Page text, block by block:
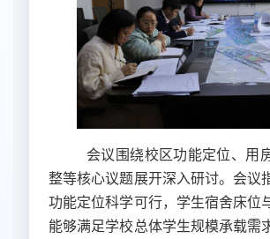
会议围绕校区功能定位、用
整等核心议题展开深入研讨。会议
功能定位科学可行， 学生宿舍床位
能够满足学校总体学生规模承载需